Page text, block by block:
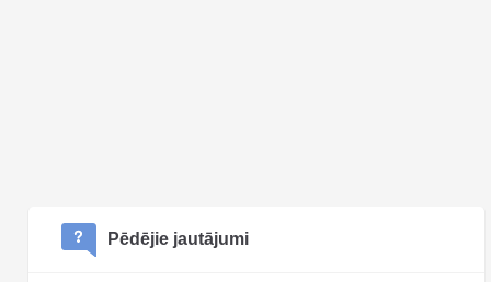
Pēdējie jautājumi